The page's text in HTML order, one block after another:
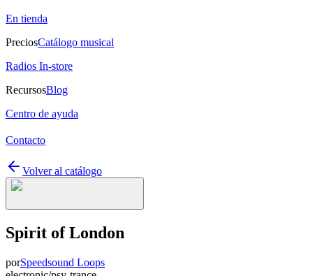
En tienda
PreciosCatálogo musical
Radios In-store
RecursosBlog
Centro de ayuda
Contacto
Volver al catálogo
Spirit of London
porSpeedsound Loops